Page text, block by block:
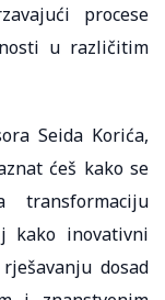
procese
u različitim
Seida Korića,
ćeš kako se
transformaciju
kako inovativni
dosad